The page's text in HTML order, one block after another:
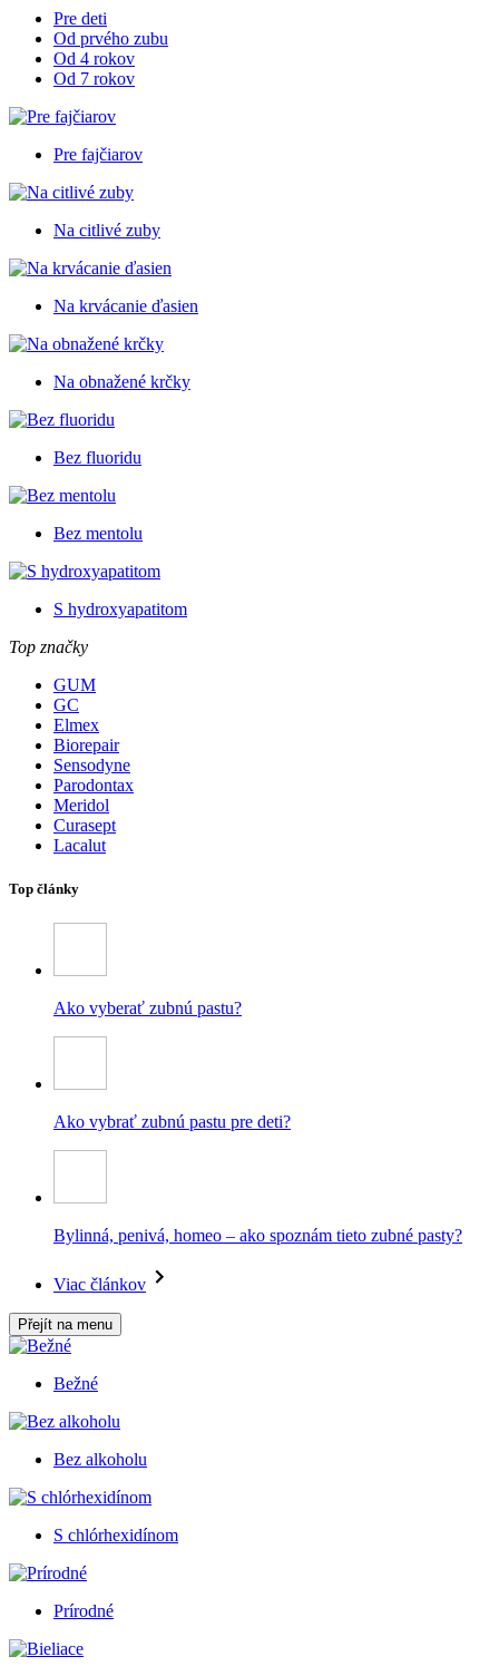
Pre deti
Od prvého zubu
Od 4 rokov
Od 7 rokov
Pre fajčiarov
Na citlivé zuby
Na krvácanie ďasien
Na obnažené krčky
Bez fluoridu
Bez mentolu
S hydroxyapatitom
Top značky
GUM
GC
Elmex
Biorepair
Sensodyne
Parodontax
Meridol
Curasept
Lacalut
Top články
Ako vyberať zubnú pastu?
Ako vybrať zubnú pastu pre deti?
Bylinná, penivá, homeo – ako spoznám tieto zubné pasty?
Viac článkov
Přejít na menu
Bežné
Bez alkoholu
S chlórhexidínom
Prírodné